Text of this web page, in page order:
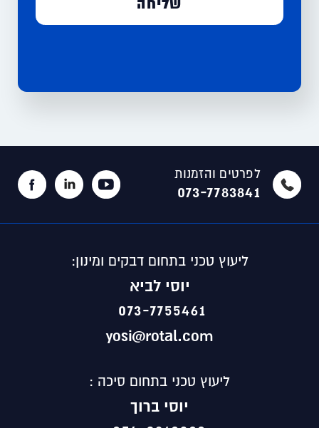
לפרטים והזמנות
073-7783841
ליעוץ טכני בתחום דבקים ומינון:
יוסי לביא
073-7755461
yosi@rotal.com
ליעוץ טכני בתחום סיכה :
יוסי ברוך